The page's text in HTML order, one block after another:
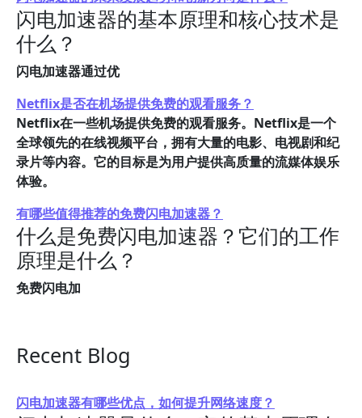
闪电加速器的基本原理和核心技术是
什么？
闪电加速器通过优
Netflix是否在机场提供免费的观看服务？
Netflix在一些机场提供免费的观看服务。Netflix是一个
全球领先的在线视频平台，拥有大量的电影、电视剧和纪
录片等内容。它的目标是为用户提供高质量的流媒体娱乐
体验。
有哪些值得推荐的免费闪电加速器？
什么是免费闪电加速器？它们的工作
原理是什么？
免费闪电加
Recent Blog
闪电加速器有哪些优点，如何提升网络速度？